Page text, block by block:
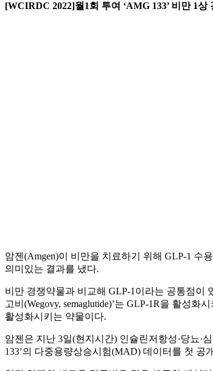
[WCIRDC 2022]월1회 투여 ‘AMG 133’ 비만 1
암젠(Amgen)이 비만을 치료하기 위해 GLP-1 수
의미있는 결과를 냈다.
비만 경쟁약물과 비교해 GLP-1이라는 공통점이
고비(Wegovy, semaglutide)’는 GLP-1R을 활성
활성화시키는 약물이다.
암젠은 지난 3일(현지시간) 인슐린저항성·당뇨·
133’의 다중용량상승시험(MAD) 데이터를 첫 공